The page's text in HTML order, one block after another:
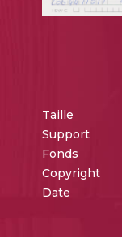
Taille
Support
Fonds
Copyright
Date